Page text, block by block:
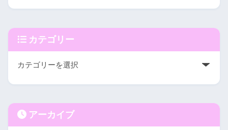
カテゴリー
アーカイブ